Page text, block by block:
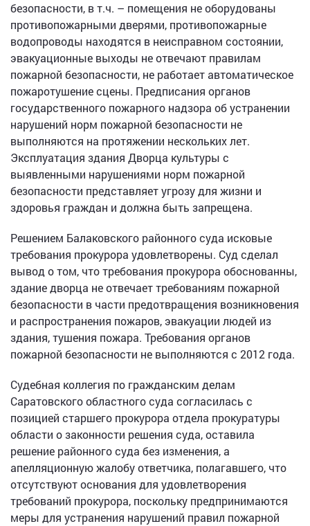
безопасности, в т.ч. – помещения не оборудованы
противопожарными дверями, противопожарные
водопроводы находятся в неисправном состоянии,
эвакуационные выходы не отвечают правилам
пожарной безопасности, не работает автоматическое
пожаротушение сцены. Предписания органов
государственного пожарного надзора об устранении
нарушений норм пожарной безопасности не
выполняются на протяжении нескольких лет.
Эксплуатация здания Дворца культуры с
выявленными нарушениями норм пожарной
безопасности представляет угрозу для жизни и
здоровья граждан и должна быть запрещена.
Решением Балаковского районного суда исковые
требования прокурора удовлетворены. Суд сделал
вывод о том, что требования прокурора обоснованны,
здание дворца не отвечает требованиям пожарной
безопасности в части предотвращения возникновения
и распространения пожаров, эвакуации людей из
здания, тушения пожара. Требования органов
пожарной безопасности не выполняются с 2012 года.
Судебная коллегия по гражданским делам
Саратовского областного суда согласилась с
позицией старшего прокурора отдела прокуратуры
области о законности решения суда, оставила
решение районного суда без изменения, а
апелляционную жалобу ответчика, полагавшего, что
отсутствуют основания для удовлетворения
требований прокурора, поскольку предпринимаются
меры для устранения нарушений правил пожарной